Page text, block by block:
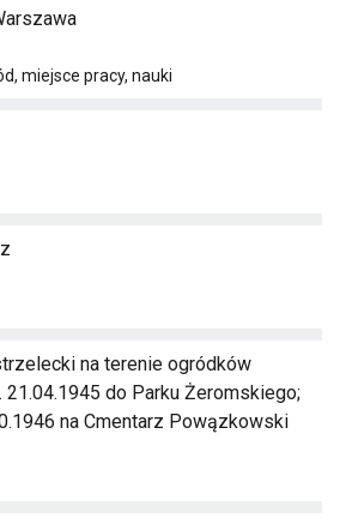
miejsce pracy, nauki
na terenie ogródków
21.04.1945 do Parku Żeromskiego;
na Cmentarz Powązkowski